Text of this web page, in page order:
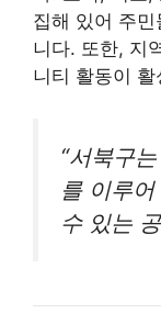
집해 있어 주
니다. 또한, 지
니티 활동이
“서북구
를 이루
수 있는